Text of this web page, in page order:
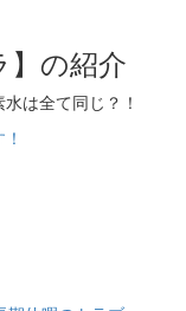
】の紹介
は全て同じ？！